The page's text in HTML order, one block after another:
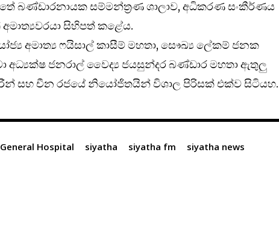
බණ්ඩාරනායක සම්මන්ත්‍රණ ශාලාව, අධිකරණ සංකීර්ණය
සිහිපත් කළේය.
අමාත්‍ය ෆයිසාල් කාසීම් මහතා, සෞඛ්‍ය ලේකම් ජනක
අධ්‍යක්ෂ ජනරාල් වෛද්‍ය ජයසුන්දර බණ්ඩාර මහතා ඇතුලු
සහ චීන රජයේ නියෝජිතයින් විශාල පිරිසක් එක්ව සිටියහ.
General Hospital siyatha siyatha fm
siyatha news